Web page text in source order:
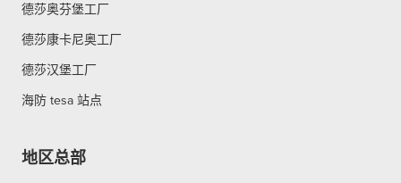
德莎奥芬堡工厂
德莎康卡尼奥工厂
德莎汉堡工厂
海防 tesa 站点
地区总部